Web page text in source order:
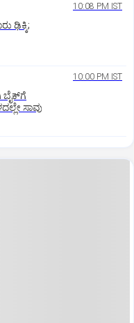
10:08 PM IST
ಢಿಕ್ಕಿ;
10:00 PM IST
ಬೈಕ್‌ಗೆ
ಸಾವು